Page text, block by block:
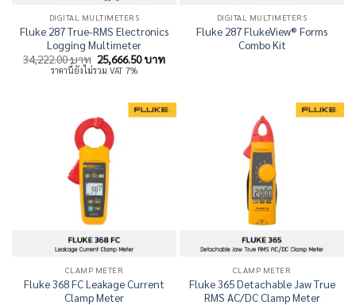
DIGITAL MULTIMETERS
Fluke 287 True-RMS Electronics
Logging Multimeter
34,222.00บาท Original
price
25,666.50บาทCurrent
ราคานี้ยังไม่รวม VAT 7%
DIGITAL MULTIMETERS
Fluke 287 FlukeView® Forms
Combo Kit
CLAMP METER
Fluke 368 FC Leakage Current
Clamp Meter
CLAMP METER
Fluke 365 Detachable Jaw True
RMS AC/DC Clamp Meter